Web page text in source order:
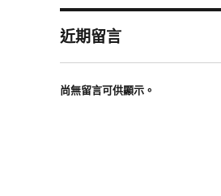
近期留言
尚無留言可供顯示。